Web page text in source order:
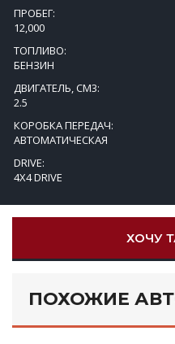
ПРОБЕГ:
12,000
ТОПЛИВО:
БЕНЗИН
ДВИГАТЕЛЬ, СМ3:
2.5
КОРОБКА ПЕРЕДАЧ:
АВТОМАТИЧЕСКАЯ
DRIVE:
4X4 DRIVE
ХОЧУ
ПОХОЖИЕ